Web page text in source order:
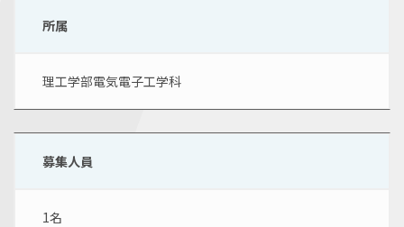
所属
理工学部電気電子工学科
募集人員
1名